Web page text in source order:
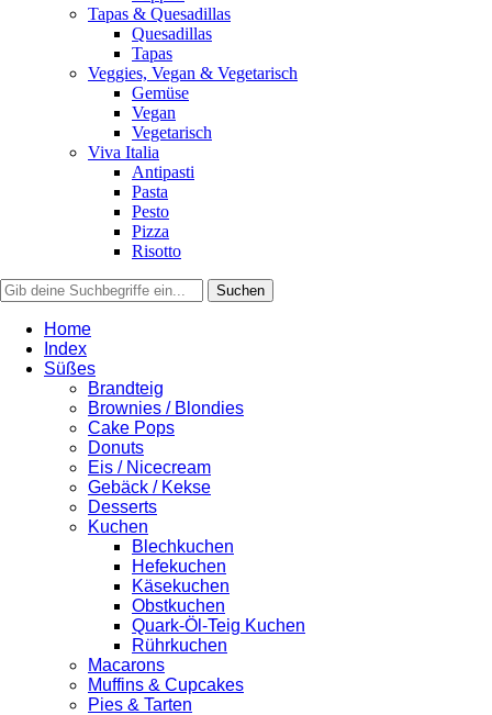
Tapas & Quesadillas
Quesadillas
Tapas
Veggies, Vegan & Vegetarisch
Gemüse
Vegan
Vegetarisch
Viva Italia
Antipasti
Pasta
Pesto
Pizza
Risotto
Home
Index
Süßes
Brandteig
Brownies / Blondies
Cake Pops
Donuts
Eis / Nicecream
Gebäck / Kekse
Desserts
Kuchen
Blechkuchen
Hefekuchen
Käsekuchen
Obstkuchen
Quark-Öl-Teig Kuchen
Rührkuchen
Macarons
Muffins & Cupcakes
Pies & Tarten